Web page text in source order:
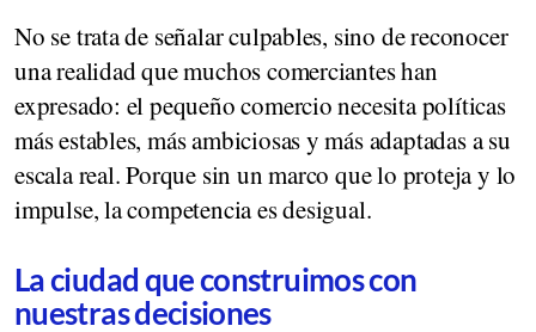
No se trata de señalar culpables, sino de reconocer
una realidad que muchos comerciantes han
expresado: el pequeño comercio necesita políticas
más estables, más ambiciosas y más adaptadas a su
escala real. Porque sin un marco que lo proteja y lo
impulse, la competencia es desigual.
La ciudad que construimos con
nuestras decisiones